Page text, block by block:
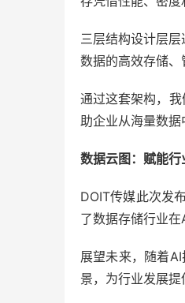
三层结构设计层
数据的高效存储、
通过这套架构，
助企业从海量数据
数据云图：赋能
DOIT传媒此次发
了数据存储行业在
展望未来，随着
景，为行业发展提